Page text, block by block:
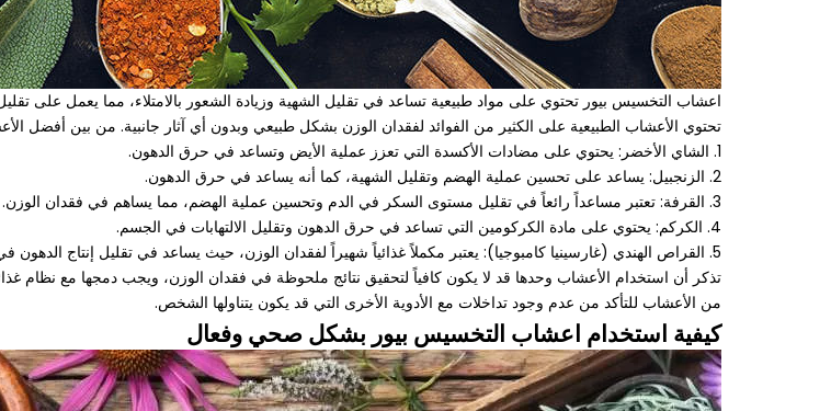
اعشاب التخسيس بيور تحتوي على مواد طبيعية تساعد في تقليل الشهية وزيادة الشعور بالامتلاء، مما يعمل على
تحتوي الأعشاب الطبيعية على الكثير من الفوائد لفقدان الوزن بشكل طبيعي وبدون أي آثار جانبية. من بين
1. الشاي الأخضر: يحتوي على مضادات الأكسدة التي تعزز عملية الأيض وتساعد في حرق الدهون.
2. الزنجبيل: يساعد على تحسين عملية الهضم وتقليل الشهية، كما أنه يساعد في حرق الدهون.
3. القرفة: تعتبر مساعداً رائعاً في تقليل مستوى السكر في الدم وتحسين عملية الهضم، مما يساهم في فقدان الوزن.
4. الكركم: يحتوي على مادة الكركومين التي تساعد في حرق الدهون وتقليل الالتهابات في الجسم.
5. القراص الهندي (غارسينيا كامبوجيا): يعتبر مكملاً غذائياً شهيراً لفقدان الوزن، حيث يساعد في تقليل إنتاج الدهون في الجسم وتقليل الشهية.
تذكر أن استخدام الأعشاب وحدها قد لا يكون كافياً لتحقيق نتائج ملحوظة في فقدان الوزن، ويجب دمجها مع
من الأعشاب للتأكد من عدم وجود تداخلات مع الأدوية الأخرى التي قد يكون يتناولها الشخص.
كيفية استخدام اعشاب التخسيس بيور بشكل صحي وفعال